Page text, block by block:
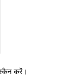
करें।